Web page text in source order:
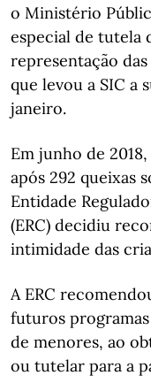
o Ministério
especial de tutela
representação
que levou a SIC a
janeiro.
Em junho de
após 292 queixas
Entidade
(ERC) decidiu
intimidade das
A ERC
futuros
de menores, ao
ou tutelar para a